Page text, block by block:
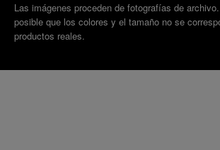
Las imágenes proceden de fotografías de
posible que los colores y el tamaño no se
productos reales.